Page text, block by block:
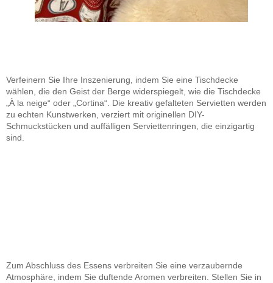
Verfeinern Sie Ihre Inszenierung, indem Sie eine Tischdecke
wählen, die den Geist der Berge widerspiegelt, wie die Tischdecke
„À la neige“ oder „Cortina“. Die kreativ gefalteten Servietten werden
zu echten Kunstwerken, verziert mit originellen DIY-
Schmuckstücken und auffälligen Serviettenringen, die einzigartig
sind.
Zum Abschluss des Essens verbreiten Sie eine verzaubernde
Atmosphäre, indem Sie duftende Aromen verbreiten. Stellen Sie in